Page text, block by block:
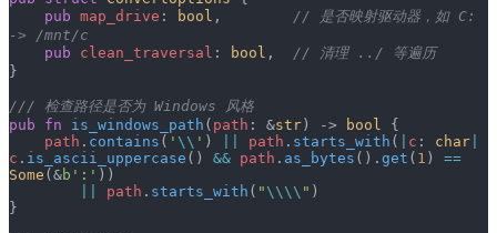
    pub
map_drive : bool , // 是否映射驱动器，如 C:
-> /mnt/c
    pub
clean_traversal : bool , // 清理 ../ 等遍历
}
/// 检查路径是否为 Windows 风格
pub fn is_windows_path ( path : &str ) -> bool {
    path
. contains ( ' \\ ' ) path . starts_with ( c : char
c . is_ascii_uppercase () && path . as_bytes (). get ( 1 ) ==
Some (&b':' ))
path . starts_with ( " \\\\ " )
}